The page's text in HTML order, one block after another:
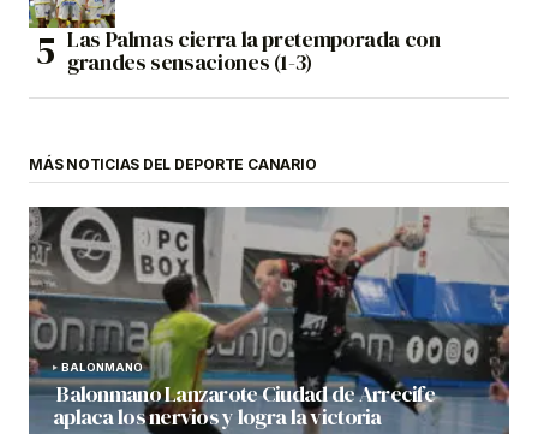
Las Palmas cierra la pretemporada con
grandes sensaciones (1-3)
MÁS NOTICIAS DEL DEPORTE CANARIO
BALONMANO
Balonmano Lanzarote Ciudad de Arrecife
aplaca los nervios y logra la victoria